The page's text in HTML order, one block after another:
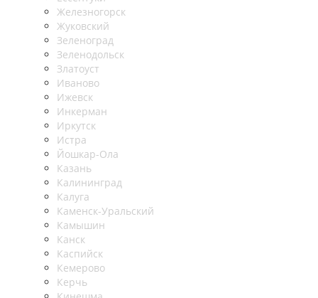
Железногорск
Жуковский
Зеленоград
Зеленодольск
Златоуст
Иваново
Ижевск
Инкерман
Иркутск
Истра
Йошкар-Ола
Казань
Калининград
Калуга
Каменск-Уральский
Камышин
Канск
Каспийск
Кемерово
Керчь